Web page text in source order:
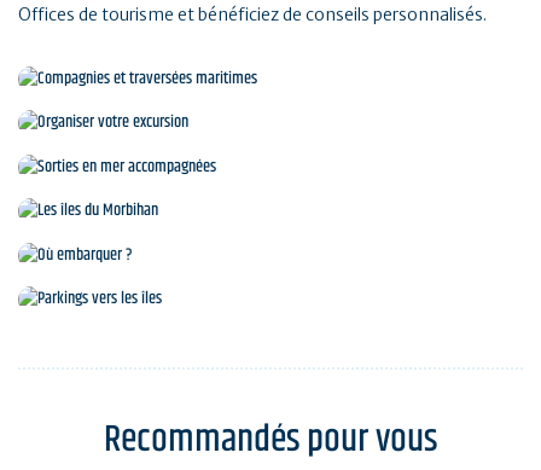
Offices de tourisme et bénéficiez de conseils personnalisés.
Compagnies et traversées maritimes
Organiser votre excursion
Sorties en mer accompagnées
Recommandés pour vous